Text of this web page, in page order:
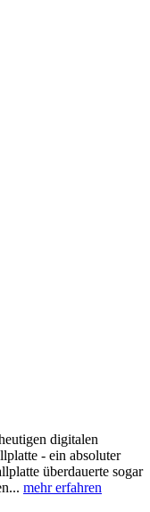
digitalen
- ein absoluter
überdauerte sogar
mehr erfahren